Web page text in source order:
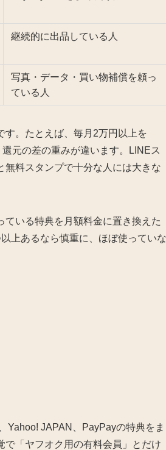
継続的に出品している人
写真・データ・買い物補償を頼っ
ている人
す。たとえば、毎月2万円以上を
元の差の重みが違います。LINEス
無料スタンプで十分な人には大きな
いる特典を月額料金に置き換えた
上あるなら慎重に、ほぼ使っていな
Yahoo! JAPAN、PayPayの特典をま
で「ヤフオク用の有料会員」とだけ